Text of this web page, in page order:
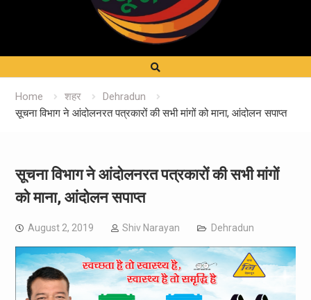
Home शहर
Dehradun
सूचना विभाग ने आंदोलनरत पत्रकारों की सभी मांगों को माना, आंदोलन सपाप्त
सूचना विभाग ने आंदोलनरत पत्रकारों की सभी मांगों
को माना, आंदोलन सपाप्त
August 2, 2019 Shiv Narayan Dehradun